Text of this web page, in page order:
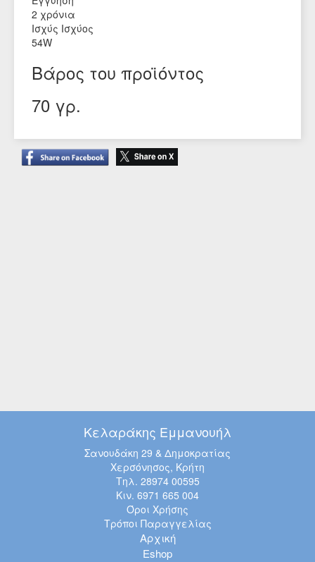
2 χρόνια
Ισχύς Ισχύος
54W
Βάρος του προϊόντος
70 γρ.
Κελαράκης Εμμανουήλ
Σανουδάκη 29 & Δημοκρατίας
Χερσόνησος, Κρήτη
Τηλ. 28974 00595
Κιν. 6971 665 004
Όροι Χρήσης
Τρόποι Παραγγελίας
Αρχική
Eshop